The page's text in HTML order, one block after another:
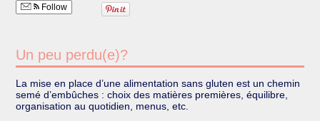
Follow
Un peu perdu(e)?
La mise en place d’une alimentation sans gluten est un chemin
semé d’embûches : choix des matières premières, équilibre,
organisation au quotidien, menus, etc.